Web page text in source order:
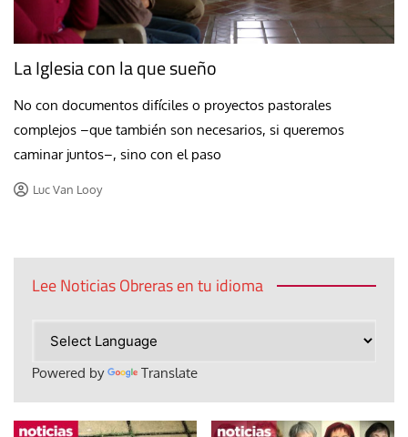
La Iglesia con la que sueño
No con documentos difíciles o proyectos pastorales
complejos –que también son necesarios, si queremos
caminar juntos–, sino con el paso
Luc Van Looy
Lee Noticias Obreras en tu idioma
Powered by Translate